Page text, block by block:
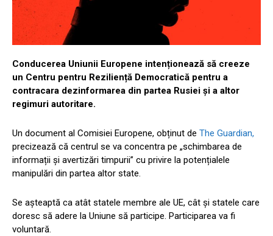
Conducerea Uniunii Europene intenționează să creeze
un Centru pentru Reziliență Democratică pentru a
contracara dezinformarea din partea Rusiei și a altor
regimuri autoritare.
Un document al Comisiei Europene, obținut de The Guardian,
precizează că centrul se va concentra pe „schimbarea de
informații și avertizări timpurii” cu privire la potențialele
manipulări din partea altor state.
Se așteaptă ca atât statele membre ale UE, cât și statele care
doresc să adere la Uniune să participe. Participarea va fi
voluntară.